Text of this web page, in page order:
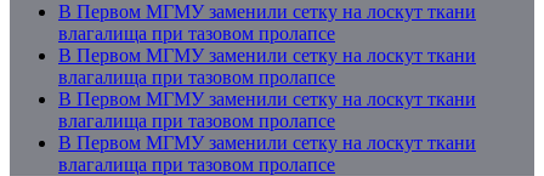
В Первом МГМУ заменили сетку на лоскут ткани
влагалища при тазовом пролапсе
В Первом МГМУ заменили сетку на лоскут ткани
влагалища при тазовом пролапсе
В Первом МГМУ заменили сетку на лоскут ткани
влагалища при тазовом пролапсе
В Первом МГМУ заменили сетку на лоскут ткани
влагалища при тазовом пролапсе